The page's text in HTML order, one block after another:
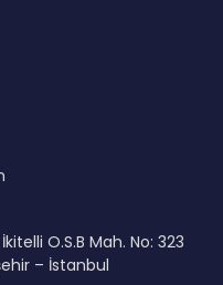
O.S.B Mah. No: 323
– İstanbul